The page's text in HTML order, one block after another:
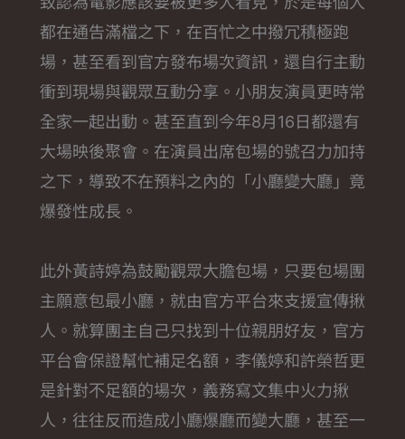
都在通告滿檔之下，在百忙之中撥冗積極跑
場，甚至看到官方發布場次資訊，還自行主動
衝到現場與觀眾互動分享。小朋友演員更時常
全家一起出動。甚至直到今年8月16日都還有
大場映後聚會。在演員出席包場的號召力加持
之下，導致不在預料之內的「小廳變大廳」竟
爆發性成長。
此外黃詩婷為鼓勵觀眾大膽包場，只要包場團
主願意包最小廳，就由官方平台來支援宣傳揪
人。就算團主自己只找到十位親朋好友，官方
平台會保證幫忙補足名額，李儀婷和許榮哲更
是針對不足額的場次，義務寫文集中火力揪
人，往往反而造成小廳爆廳而變大廳，甚至一